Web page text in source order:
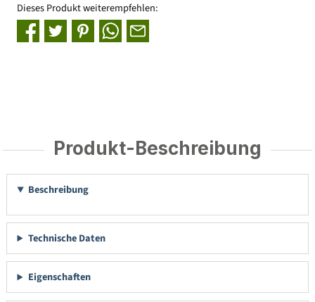
Dieses Produkt weiterempfehlen:
Produkt-Beschreibung
Beschreibung
Technische Daten
Eigenschaften